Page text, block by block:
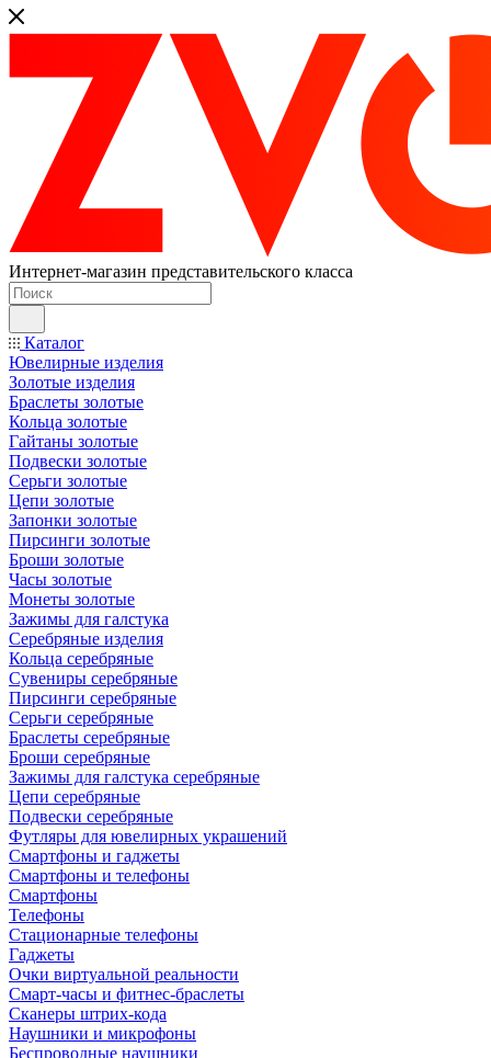
Интернет-магазин представительского класса
Каталог
Ювелирные изделия
Золотые изделия
Браслеты золотые
Кольца золотые
Гайтаны золотые
Подвески золотые
Серьги золотые
Цепи золотые
Запонки золотые
Пирсинги золотые
Броши золотые
Часы золотые
Монеты золотые
Зажимы для галстука
Серебряные изделия
Кольца серебряные
Сувениры серебряные
Пирсинги серебряные
Серьги серебряные
Браслеты серебряные
Броши серебряные
Зажимы для галстука серебряные
Цепи серебряные
Подвески серебряные
Футляры для ювелирных украшений
Смартфоны и гаджеты
Смартфоны и телефоны
Смартфоны
Телефоны
Стационарные телефоны
Гаджеты
Очки виртуальной реальности
Смарт-часы и фитнес-браслеты
Сканеры штрих-кода
Наушники и микрофоны
Беспроводные наушники